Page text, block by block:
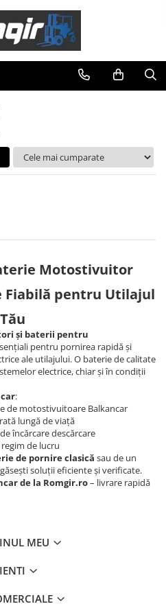
Motostivuitor
Fiabilă pentru Utilajul
Tău
și baterii pentru
pentru pornirea rapidă și
ale utilajului. O baterie de calitate
electrice, chiar și în condiții
:
de motostivuitoare Balkancar
lungă de viață
încărcare descărcare
de lucru
de pornire clasică sau de un
găsești soluții eficiente și verificate.
de la Romgir.ro– livrare rapidă
MEU